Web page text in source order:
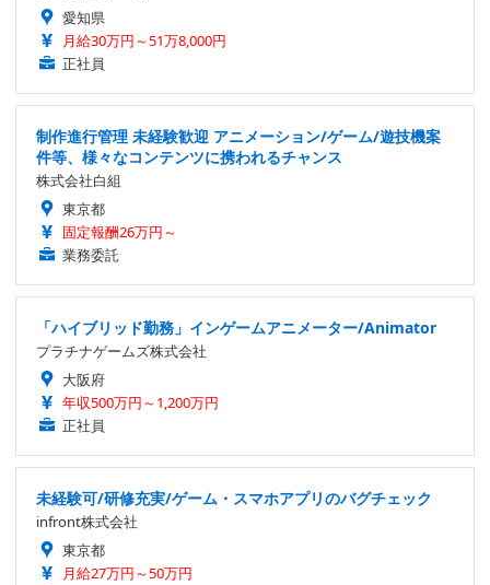
愛知県
月給30万円～51万8,000円
正社員
制作進行管理 未経験歓迎 アニメーション/ゲーム/遊技機案
件等、様々なコンテンツに携われるチャンス
株式会社白組
東京都
固定報酬26万円～
業務委託
「ハイブリッド勤務」インゲームアニメーター/Animator
プラチナゲームズ株式会社
大阪府
年収500万円～1,200万円
正社員
未経験可/研修充実/ゲーム・スマホアプリのバグチェック
infront株式会社
東京都
月給27万円～50万円